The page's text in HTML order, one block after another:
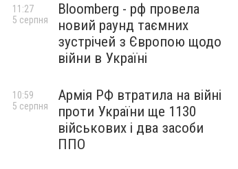
Bloomberg - рф провела
новий раунд таємних
зустрічей з Європою щодо
війни в Україні
11:27
5 серпня
Армія РФ втратила на війні
проти України ще 1130
військових і два засоби
ППО
10:59
5 серпня